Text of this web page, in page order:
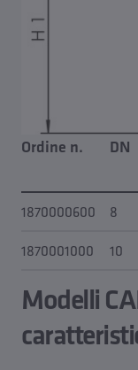
Ordine n. DN
1870000600 8
1870001000 10
Modelli